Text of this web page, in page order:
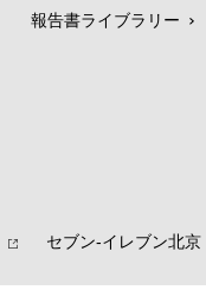
報告書ライブラリー
セブン‐イレブン北